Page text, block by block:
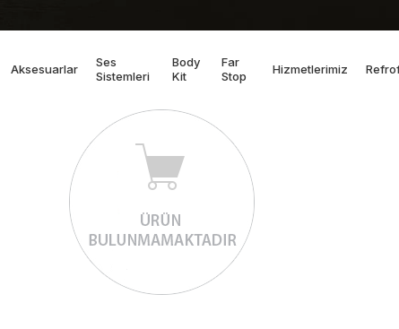
Aksesuarlar
Ses
Sistemleri
Body
Kit
Far
Stop
Hizmetlerimiz